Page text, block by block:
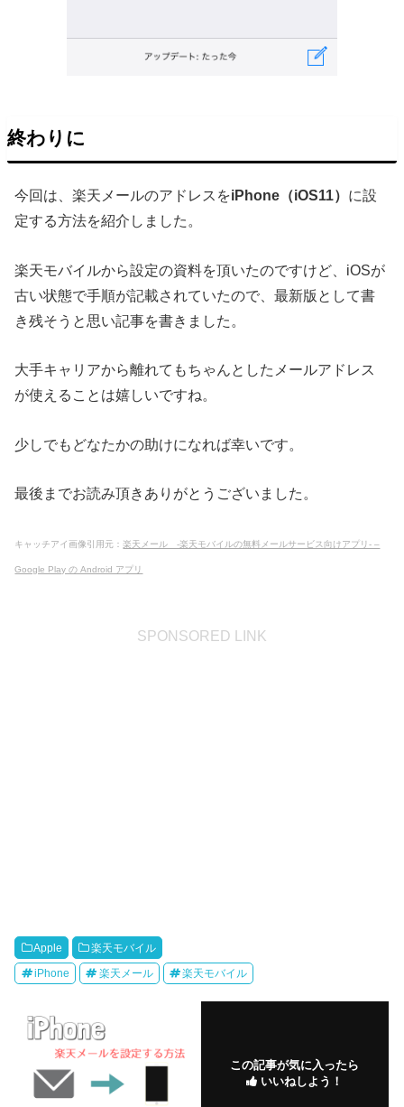
終わりに
今回は、楽天メールのアドレスをiPhone（iOS11） に設
定する方法を紹介しました。
楽天モバイルから設定の資料を頂いたのですけど、iOSが
古い状態で手順が記載されていたので、最新版として書
き残そうと思い記事を書きました。
大手キャリアから離れてもちゃんとしたメールアドレス
が使えることは嬉しいですね。
少しでもどなたかの助けになれば幸いです。
最後までお読み頂きありがとうございました。
キャッチアイ画像引用元：楽天メール -楽天モバイルの無料メールサービス向けアプリ- –
Google Play の Android アプリ
SPONSORED LINK
Apple 楽天モバイル
iPhone 楽天メール 楽天モバイル
この記事が気に入ったら
いいねしよう！